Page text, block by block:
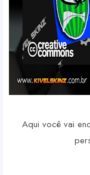
Aqui você vai